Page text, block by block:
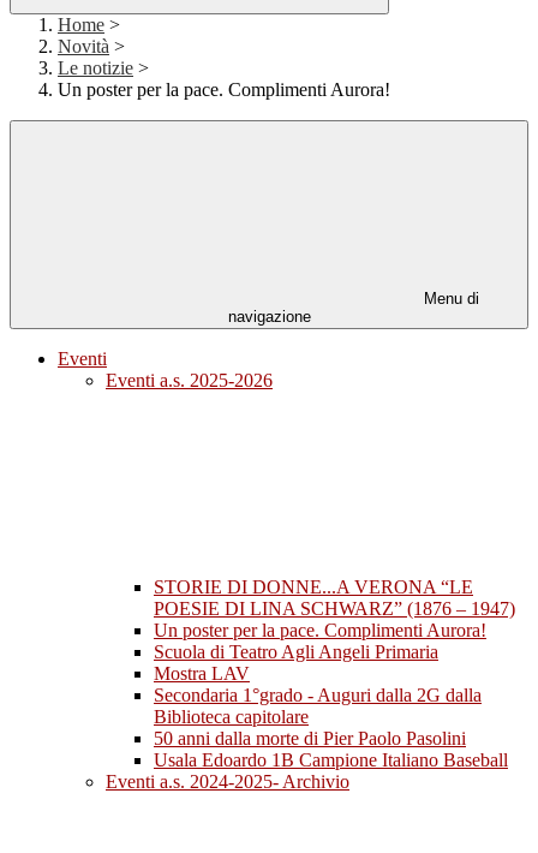
Home >
Novità >
Le notizie >
Un poster per la pace. Complimenti Aurora!
Menu di
navigazione
Eventi
Eventi a.s. 2025-2026
STORIE DI DONNE...A VERONA “LE
POESIE DI LINA SCHWARZ” (1876 – 1947)
Un poster per la pace. Complimenti Aurora!
Scuola di Teatro Agli Angeli Primaria
Mostra LAV
Secondaria 1°grado - Auguri dalla 2G dalla
Biblioteca capitolare
50 anni dalla morte di Pier Paolo Pasolini
Usala Edoardo 1B Campione Italiano Baseball
Eventi a.s. 2024-2025- Archivio